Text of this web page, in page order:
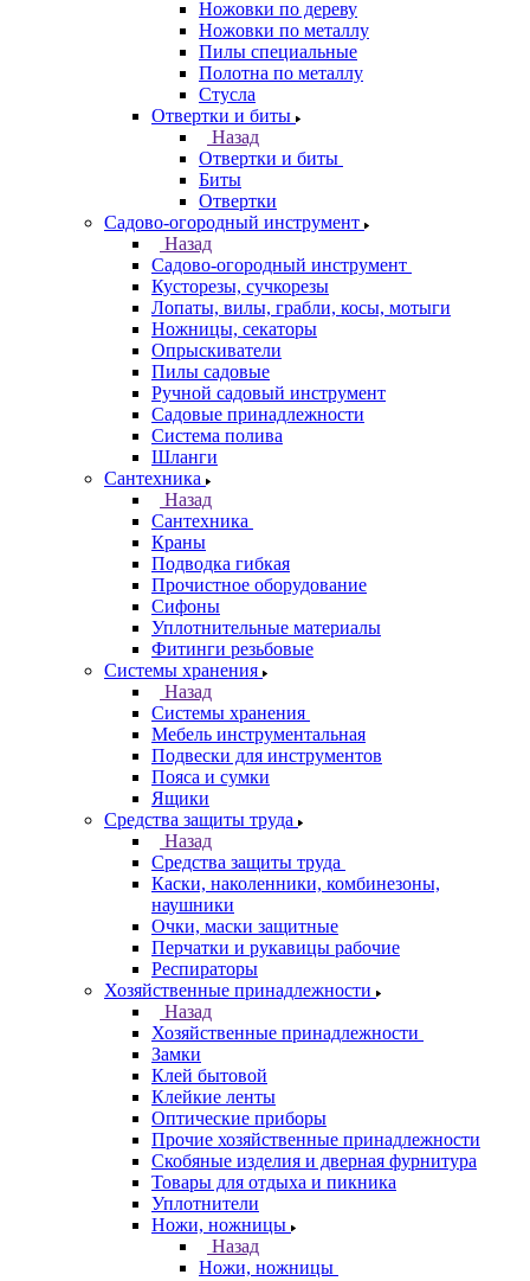
Ножовки по дереву
Ножовки по металлу
Пилы специальные
Полотна по металлу
Стусла
Отвертки и биты
Назад
Отвертки и биты
Биты
Отвертки
Садово-огородный инструмент
Назад
Садово-огородный инструмент
Кусторезы, сучкорезы
Лопаты, вилы, грабли, косы, мотыги
Ножницы, секаторы
Опрыскиватели
Пилы садовые
Ручной садовый инструмент
Садовые принадлежности
Система полива
Шланги
Сантехника
Назад
Сантехника
Краны
Подводка гибкая
Прочистное оборудование
Сифоны
Уплотнительные материалы
Фитинги резьбовые
Системы хранения
Назад
Системы хранения
Мебель инструментальная
Подвески для инструментов
Пояса и сумки
Ящики
Средства защиты труда
Назад
Средства защиты труда
Каски, наколенники, комбинезоны,
наушники
Очки, маски защитные
Перчатки и рукавицы рабочие
Респираторы
Хозяйственные принадлежности
Назад
Хозяйственные принадлежности
Замки
Клей бытовой
Клейкие ленты
Оптические приборы
Прочие хозяйственные принадлежности
Скобяные изделия и дверная фурнитура
Товары для отдыха и пикника
Уплотнители
Ножи, ножницы
Назад
Ножи, ножницы